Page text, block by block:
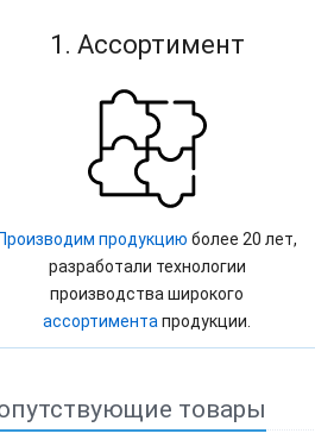
1. Ассортимент
продукцию более 20 лет,
разработали технологии
производства широкого
ассортимента продукции.
товары